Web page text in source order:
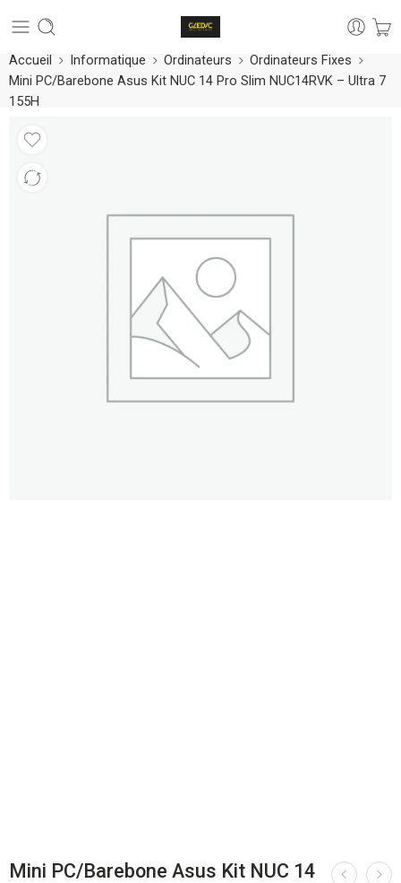
Accueil Informatique Ordinateurs
Ordinateurs Fixes
Mini PC/Barebone Asus Kit NUC 14 Pro Slim NUC14RVK – Ultra 7
155H
Mini PC/Barebone Asus Kit NUC 14